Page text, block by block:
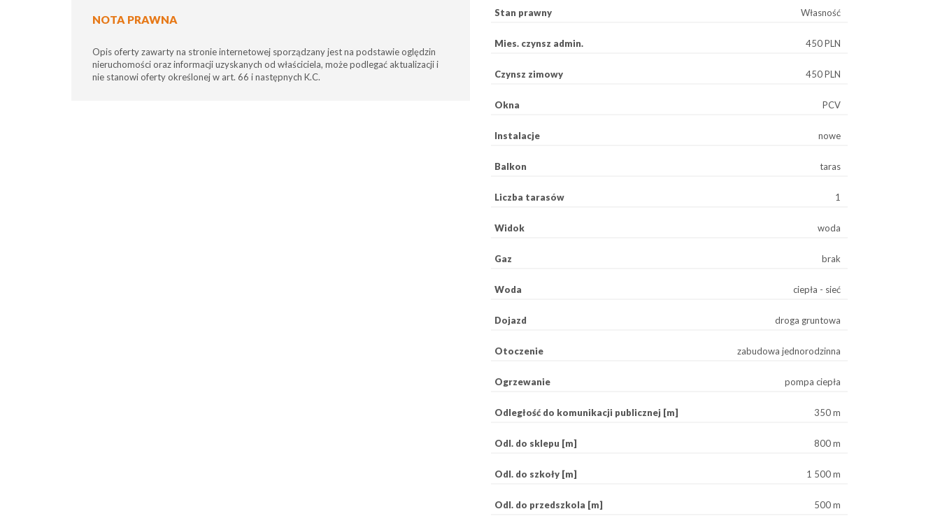
NOTA PRAWNA
Opis oferty zawarty na stronie internetowej sporządzany jest na podstawie oględzin
nieruchomości oraz informacji uzyskanych od właściciela, może podlegać aktualizacji i
nie stanowi oferty określonej w art. 66 i następnych K.C.
Stan prawny Własność
Mies. czynsz admin. 450 PLN
Czynsz zimowy 450 PLN
Okna PCV
Instalacje nowe
Balkon taras
Liczba tarasów 1
Widok woda
Gaz brak
Woda ciepła - sieć
Dojazd droga gruntowa
Otoczenie zabudowa jednorodzinna
Ogrzewanie pompa ciepła
Odległość do komunikacji publicznej [m] 350 m
Odl. do sklepu [m] 800 m
Odl. do szkoły [m] 1 500 m
Odl. do przedszkola [m] 500 m